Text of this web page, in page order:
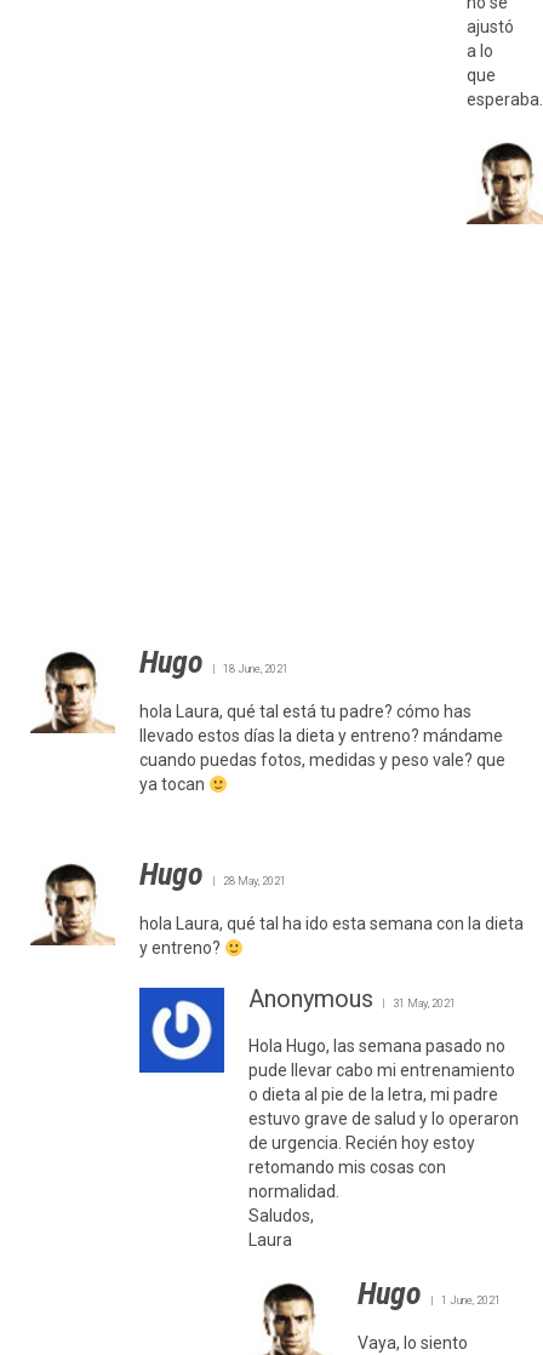
ajustó
a lo
que
esperaba.
Hugo 18 June, 2021
hola Laura, qué tal está tu padre? cómo has
llevado estos días la dieta y entreno? mándame
cuando puedas fotos, medidas y peso vale? que
ya tocan
Hugo 28 May, 2021
hola Laura, qué tal ha ido esta semana con la dieta
y entreno?
Anonymous 31 May, 2021
Hola Hugo, las semana pasado no
pude llevar cabo mi entrenamiento
o dieta al pie de la letra, mi padre
estuvo grave de salud y lo operaron
de urgencia. Recién hoy estoy
retomando mis cosas con
normalidad.
Saludos,
Laura
Hugo 1 June, 2021
Vaya, lo siento